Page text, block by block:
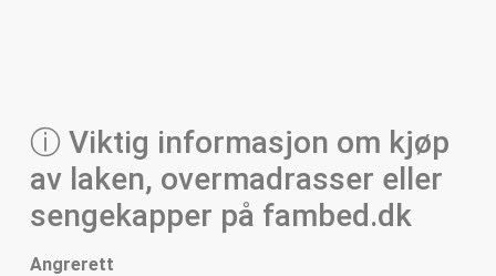
ⓘ Viktig informasjon om kjøp
av laken, overmadrasser eller
sengekapper på fambed.dk
Angrerett